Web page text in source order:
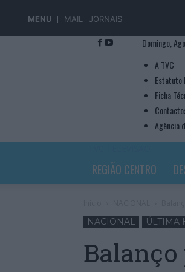
MENU MAIL JORNAIS
Domingo,
A TVC
Estatuto
Ficha
Agência
REGIÃO CENTRO
NACIONAL ÚLTIMA